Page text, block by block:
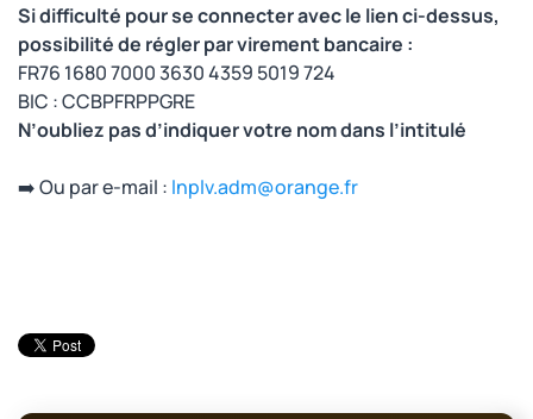
Si difficulté pour se connecter avec le lien ci-dessus,
possibilité de régler par virement bancaire :
FR76 1680 7000 3630 4359 5019 724
BIC : CCBPFRPPGRE
N’oubliez pas d’indiquer votre nom dans l’intitulé
➡️ Ou par e-mail : lnplv.adm@orange.fr